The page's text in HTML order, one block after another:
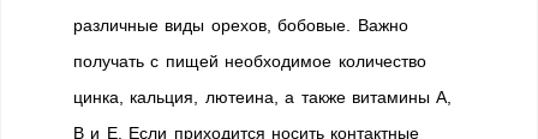
различные виды орехов, бобовые. Важно
получать с пищей необходимое количество
цинка, кальция, лютеина, а также витамины А,
В и Е. Если приходится носить контактные